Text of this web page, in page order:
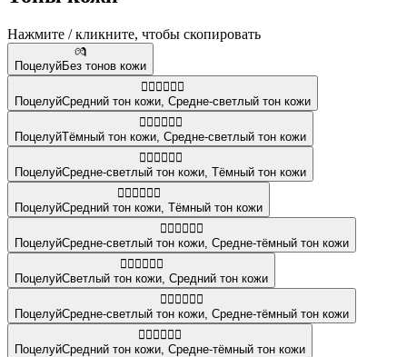
Нажмите / кликните, чтобы скопировать
💏
ПоцелуйБез тонов кожи
👩🏽‍❤️‍💋‍👩🏼
ПоцелуйСредний тон кожи Средне-светлый тон кожи
👩🏿‍❤️‍💋‍👩🏼
ПоцелуйТёмный тон кожи Средне-светлый тон кожи
🧑🏼‍❤️‍💋‍🧑🏿
ПоцелуйСредне-светлый тон кожи Тёмный тон кожи
🧑🏽‍❤️‍💋‍🧑🏿
ПоцелуйСредний тон кожи Тёмный тон кожи
👩🏼‍❤️‍💋‍👨🏾
ПоцелуйСредне-светлый тон кожи Средне-тёмный тон кожи
👩🏻‍❤️‍💋‍👩🏽
ПоцелуйСветлый тон кожи Средний тон кожи
👨🏼‍❤️‍💋‍👨🏾
ПоцелуйСредне-светлый тон кожи Средне-тёмный тон кожи
👨🏽‍❤️‍💋‍👨🏾
ПоцелуйСредний тон кожи Средне-тёмный тон кожи